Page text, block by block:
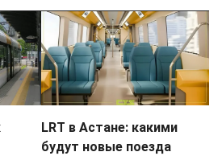
LRT в Астане: какими
будут новые поезда